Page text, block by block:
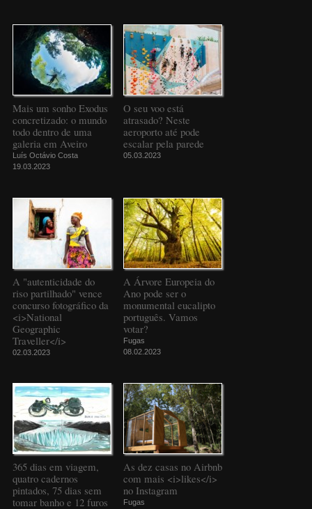
Mais um sonho Exodus
concretizado: o mundo
todo dentro de uma
galeria em Aveiro
Luís Octávio Costa
19.03.2023
O seu voo está
atrasado? Neste
aeroporto até pode
escalar pela parede
05.03.2023
A "autenticidade do
riso partilhado" vence
concurso fotográfico da
<i>National
Geographic
Traveller</i>
02.03.2023
A Árvore Europeia do
Ano pode ser o
monumental eucalipto
português. Vamos
votar?
Fugas
08.02.2023
365 dias em viagem,
quatro cadernos
pintados, 75 dias sem
tomar banho e 12 furos
As dez casas no Airbnb
com mais <i>likes</i>
no Instagram
Fugas